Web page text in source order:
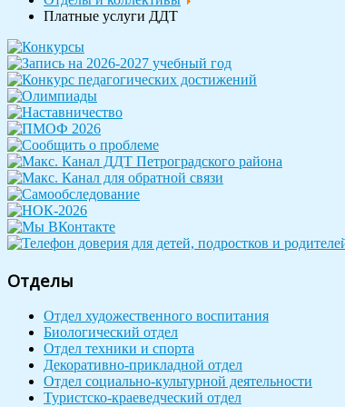
Платные услуги ДДТ
Отделы
Отдел художественного воспитания
Биологический отдел
Отдел техники и спорта
Декоративно-прикладной отдел
Отдел социально-культурной деятельности
Туристско-краеведческий отдел